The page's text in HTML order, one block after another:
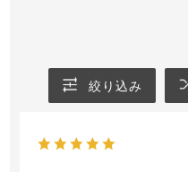
絞り込み